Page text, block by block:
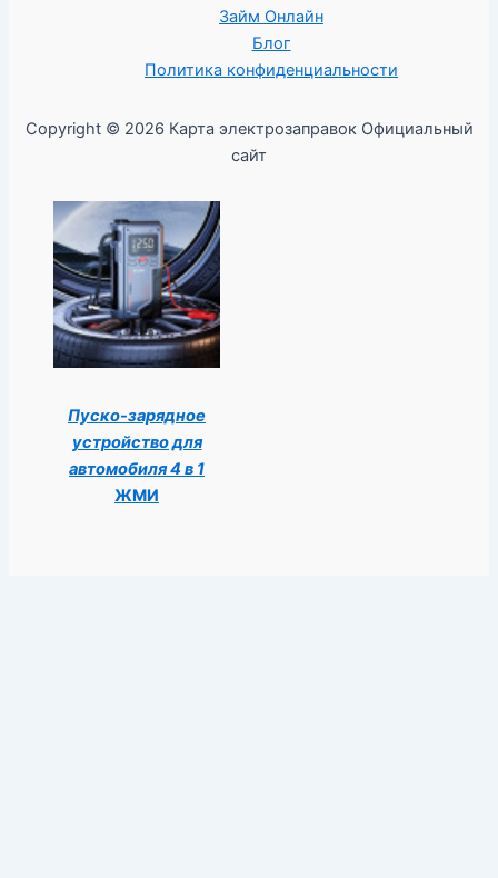
Займ Онлайн
Блог
Политика конфиденциальности
Copyright © 2026 Карта электрозаправок Официальный
сайт
Пуско-зарядное
устройство для
автомобиля 4 в 1
ЖМИ